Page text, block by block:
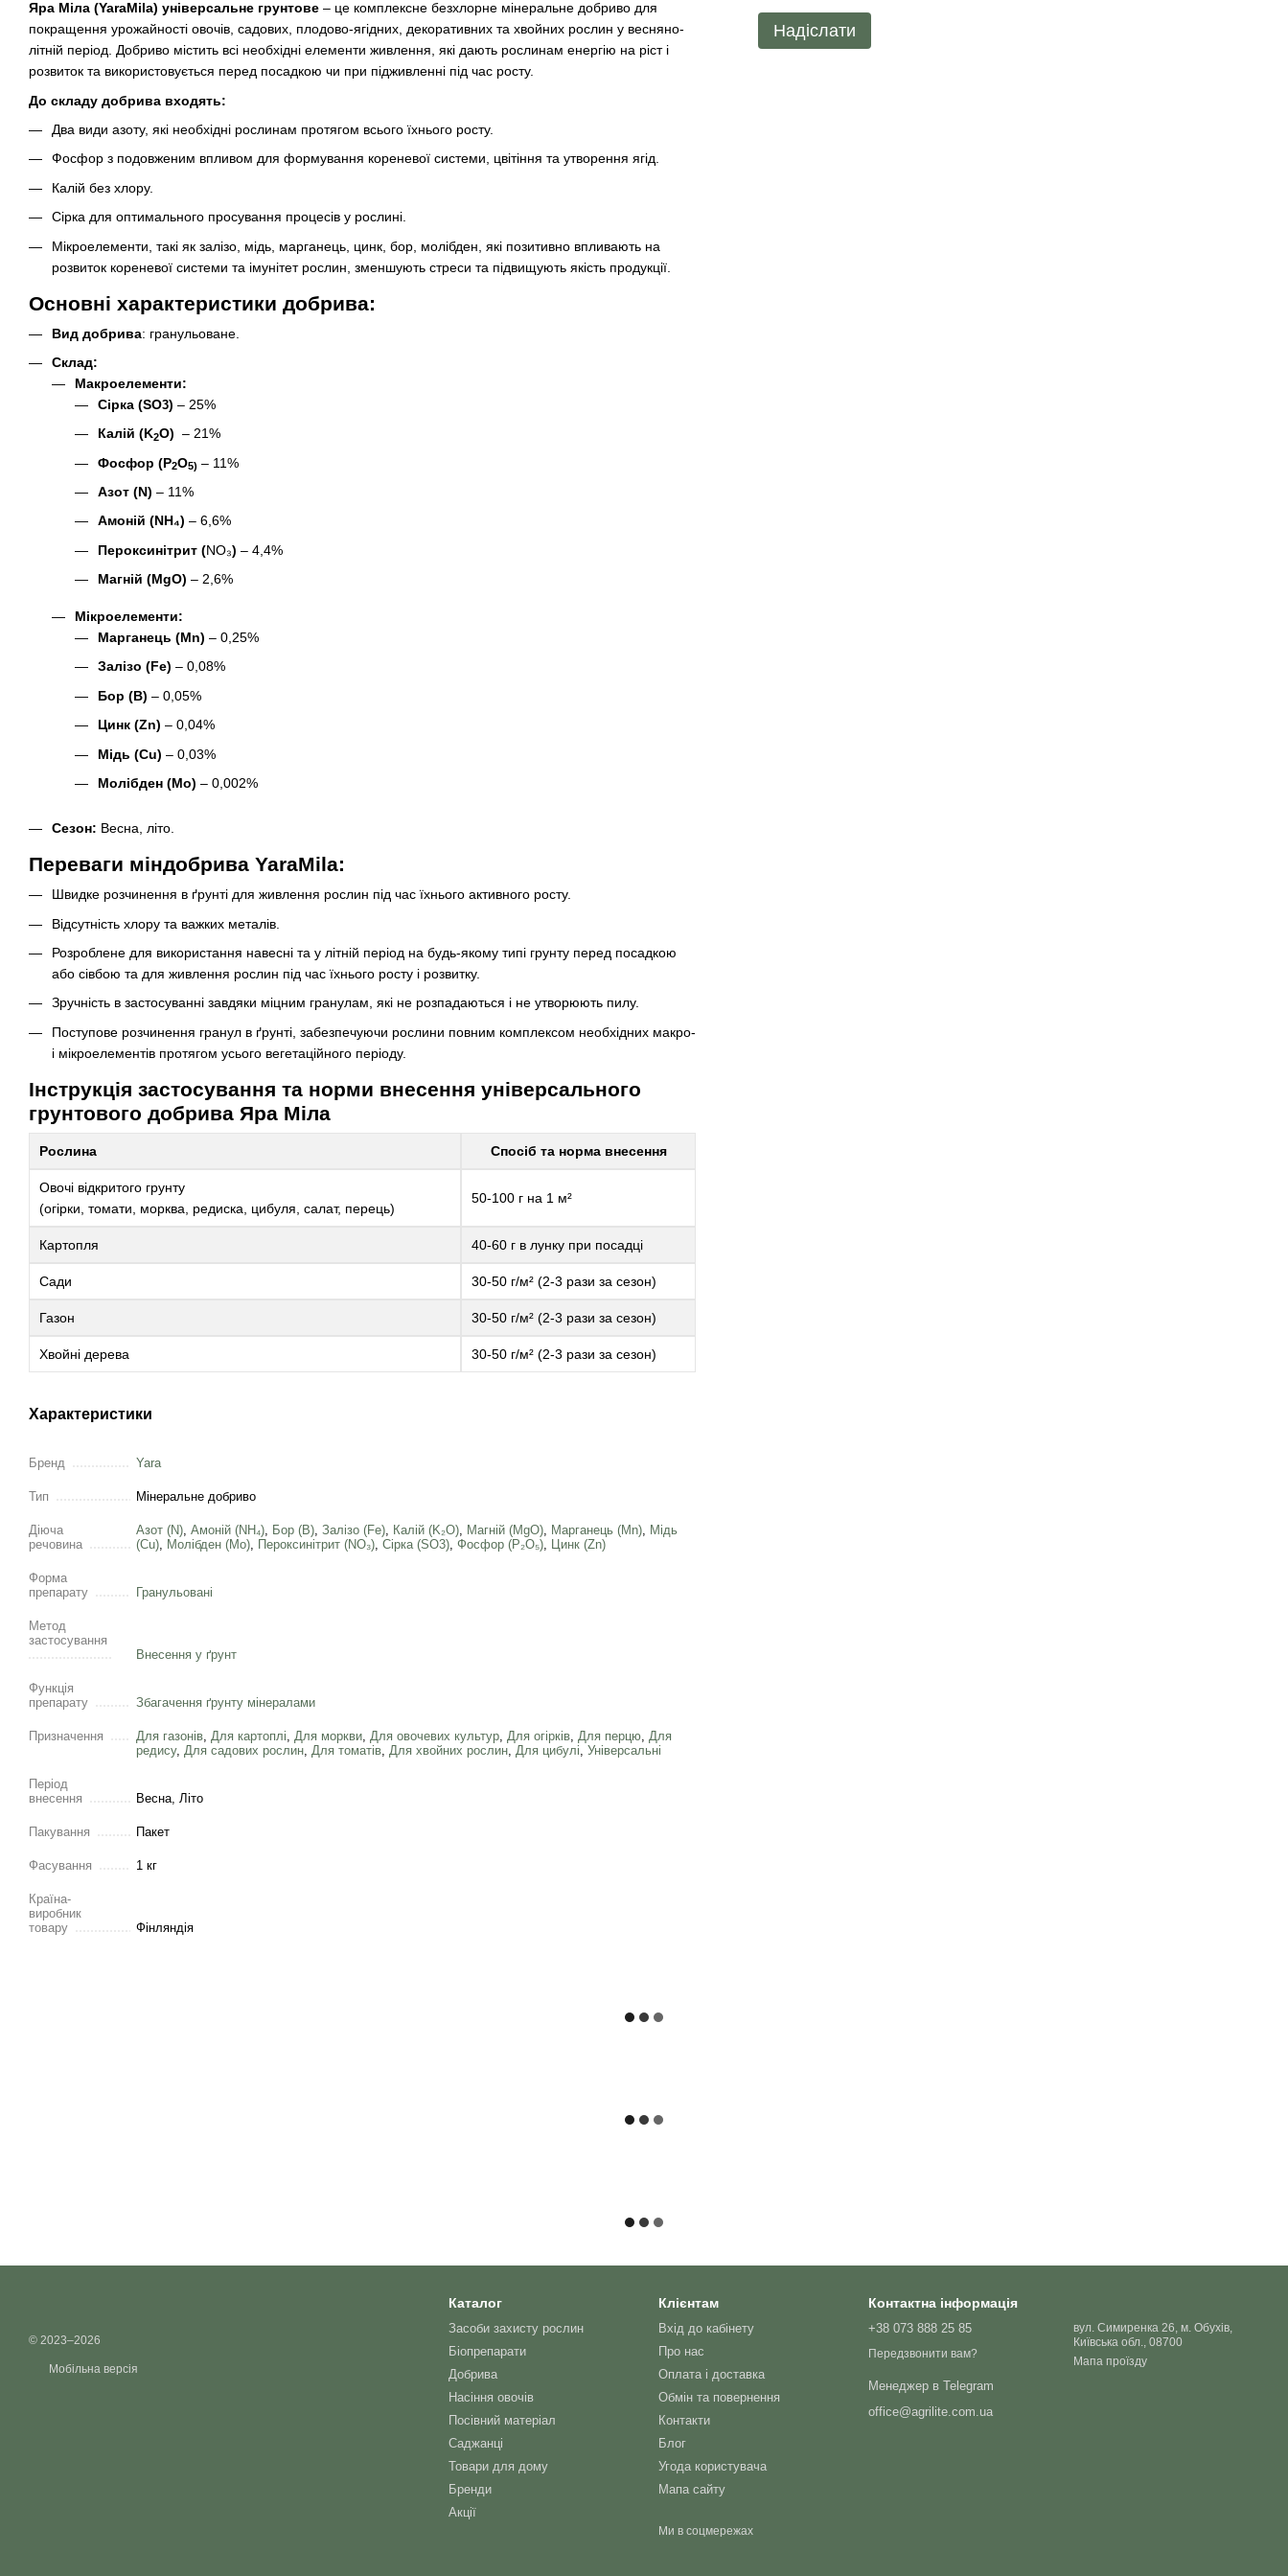
Яра Міла (YaraMila) універсальне грунтове – це комплексне безхлорне мінеральне добриво для
покращення урожайності овочів, садових, плодово-ягідних, декоративних та хвойних рослин у весняно-
літній період. Добриво містить всі необхідні елементи живлення, які дають рослинам енергію на ріст і
розвиток та використовується перед посадкою чи при підживленні під час росту.
До складу добрива входять:
Два види азоту, які необхідні рослинам протягом всього їхнього росту.
Фосфор з подовженим впливом для формування кореневої системи, цвітіння та утворення ягід.
Калій без хлору.
Сірка для оптимального просування процесів у рослині.
Мікроелементи, такі як залізо, мідь, марганець, цинк, бор, молібден, які позитивно впливають на
розвиток кореневої системи та імунітет рослин, зменшують стреси та підвищують якість продукції.
Основні характеристики добрива:
Вид добрива: гранульоване.
Склад:
Макроелементи:
Сірка (SO3) – 25%
Калій (K2O) – 21%
Фосфор (P2O5) – 11%
Азот (N) – 11%
Амоній (NH₄) – 6,6%
Пероксинітрит (NO₃) – 4,4%
Магній (MgO) – 2,6%
Мікроелементи:
Марганець (Mn) – 0,25%
Залізо (Fe) – 0,08%
Бор (B) – 0,05%
Цинк (Zn) – 0,04%
Мідь (Cu) – 0,03%
Молібден (Mo) – 0,002%
Сезон: Весна, літо.
Переваги міндобрива YaraMila:
Швидке розчинення в ґрунті для живлення рослин під час їхнього активного росту.
Відсутність хлору та важких металів.
Розроблене для використання навесні та у літній період на будь-якому типі грунту перед посадкою
або сівбою та для живлення рослин під час їхнього росту і розвитку.
Зручність в застосуванні завдяки міцним гранулам, які не розпадаються і не утворюють пилу.
Поступове розчинення гранул в ґрунті, забезпечуючи рослини повним комплексом необхідних макро-
і мікроелементів протягом усього вегетаційного періоду.
Інструкція застосування та норми внесення універсального
грунтового добрива Яра Міла
Рослина Спосіб та норма внесення
Овочі відкритого грунту
(огірки, томати, морква, редиска, цибуля, салат, перець)
50-100 г на 1 м²
Картопля 40-60 г в лунку при посадці
Сади 30-50 г/м² (2-3 рази за сезон)
Газон 30-50 г/м² (2-3 рази за сезон)
Хвойні дерева 30-50 г/м² (2-3 рази за сезон)
Характеристики
Бренд Yara
Тип Мінеральне добриво
Діюча
речовина
Азот (N) Амоній (NH₄) Бор (B) Залізо (Fe) Калій (K₂O) Магній (MgO) Марганець (Mn) Мідь
(Cu) Молібден (Mo) Пероксинітрит (NO₃) Сірка (SO3) Фосфор (Р₂О₅) Цинк (Zn)
Форма
препарату
Гранульовані
Метод
застосування
Внесення у ґрунт
Функція
препарату
Збагачення ґрунту мінералами
Призначення Для газонів Для картоплі Для моркви Для овочевих культур Для огірків Для перцю Для
редису, Для садових рослин Для томатів Для хвойних рослин Для цибулі Універсальні
Період
внесення
Весна, Літо
Пакування Пакет
Фасування 1 кг
Країна-
виробник
товару
Фінляндія
Надіслати
© 2023–2026
Мобільна версія
Каталог
Засоби захисту рослин
Біопрепарати
Добрива
Насіння овочів
Посівний матеріал
Саджанці
Товари для дому
Бренди
Акції
Клієнтам
Вхід до кабінету
Про нас
Оплата і доставка
Обмін та повернення
Контакти
Блог
Угода користувача
Мапа сайту
Ми в соцмережах
Контактна інформація
+38 073 888 25 85
Передзвонити вам?
Менеджер в Telegram
office@agrilite.com.ua
вул. Симиренка 26, м. Обухів,
Київська обл., 08700
Мапа проїзду